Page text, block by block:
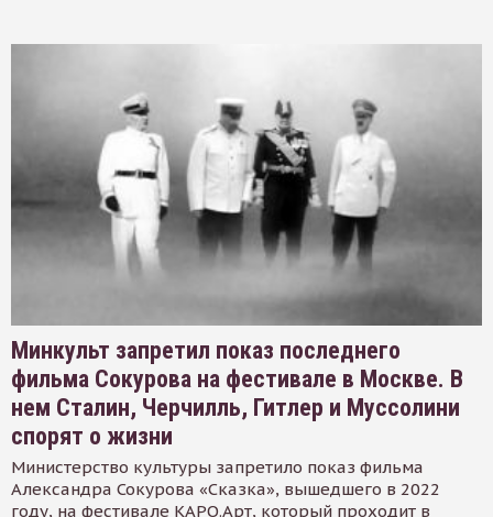
Минкульт запретил показ последнего
фильма Сокурова на фестивале в Москве. В
нем Сталин, Черчилль, Гитлер и Муссолини
спорят о жизни
Министерство культуры запретило показ фильма
Александра Сокурова «Сказка», вышедшего в 2022
году, на фестивале КАРО.Арт, который проходит в